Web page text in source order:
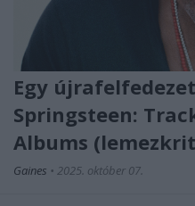
Egy
Springsteen:
Albums
Gaines • 2025. október 07.